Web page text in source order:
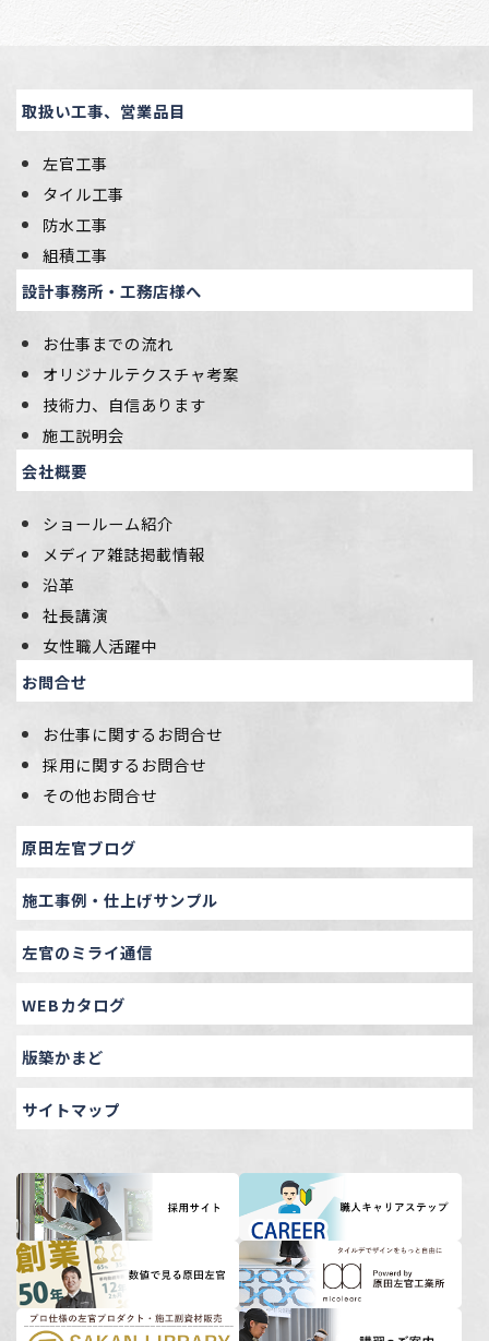
取扱い工事、営業品目
左官工事
タイル工事
防水工事
組積工事
設計事務所・工務店様へ
お仕事までの流れ
オリジナルテクスチャ考案
技術力、自信あります
施工説明会
会社概要
ショールーム紹介
メディア雑誌掲載情報
沿革
社長講演
女性職人活躍中
お問合せ
お仕事に関するお問合せ
採用に関するお問合せ
その他お問合せ
原田左官ブログ
施工事例・仕上げサンプル
左官のミライ通信
WEBカタログ
版築かまど
サイトマップ